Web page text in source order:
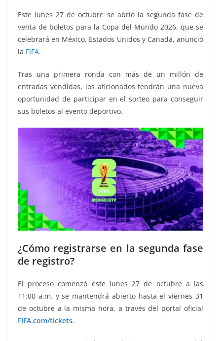
Este lunes 27 de octubre se abrió la segunda fase de
venta de boletos para la Copa del Mundo 2026, que se
celebrará en México, Estados Unidos y Canadá, anunció
la FIFA.
Tras una primera ronda con más de un millón de
entradas vendidas, los aficionados tendrán una nueva
oportunidad de participar en el sorteo para conseguir
sus boletos al evento deportivo.
¿Cómo registrarse en la segunda fase
de registro?
El proceso comenzó este lunes 27 de octubre a las
11:00 a.m. y se mantendrá abierto hasta el viernes 31
de octubre a la misma hora, a través del portal oficial
FIFA.com/tickets.